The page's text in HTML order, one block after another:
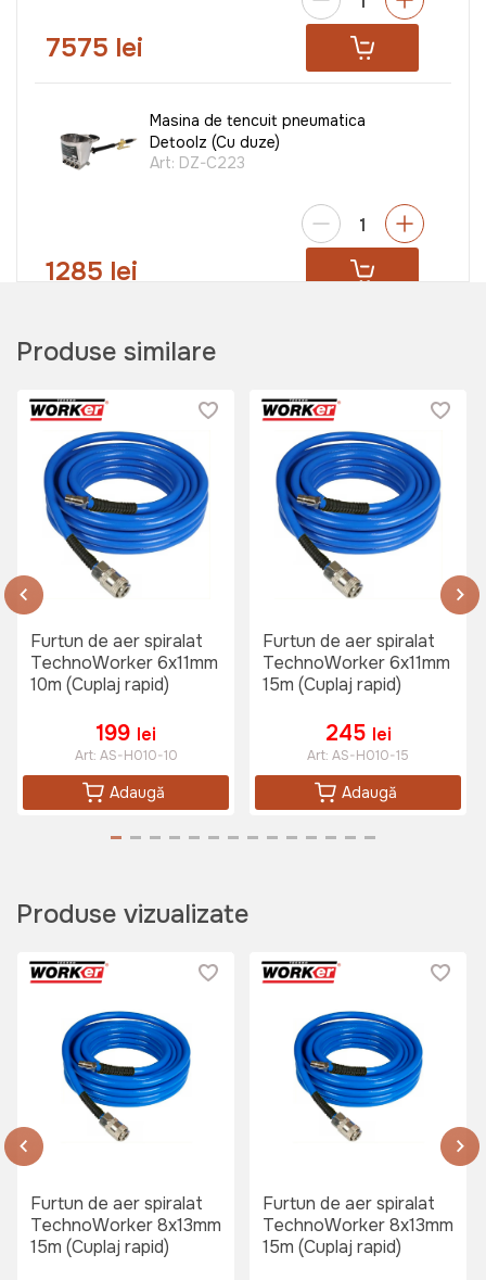
7575 lei
Masina de tencuit pneumatica
Detoolz (Cu duze)
Art: DZ-C223
1285 lei
TechnoWorker WG-01
149 lei
Regulator de presiune compresor
145 lei
Compresor de aer 24L 150W
TechnoWorker+Kit Accesorii aer
comprimat TechnoWorker ATK-01
Art:VOR57907
Pulverizator electric Detoolz HVLP
350W
Art:DZ-SE122
Pistol pentru umflat TechnoWorker
TG 14 (Afisaj digital)
Produse similare
Furtun de aer spiralat
TechnoWorker 6x11mm
10m (Cuplaj rapid)
199 lei
Art: AS-H010-10
Adaugă
Furtun de aer spiralat
TechnoWorker 6x11mm
15m (Cuplaj rapid)
245 lei
Art: AS-H010-15
Adaugă
Produse vizualizate
Furtun de aer spiralat
TechnoWorker 8x13mm
15m (Cuplaj rapid)
Furtun de aer spiralat
TechnoWorker 8x13mm
15m (Cuplaj rapid)